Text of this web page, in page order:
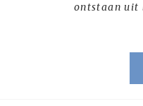
ontstaan uit